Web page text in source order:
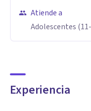
Atiende a
Adolescentes
Experiencia